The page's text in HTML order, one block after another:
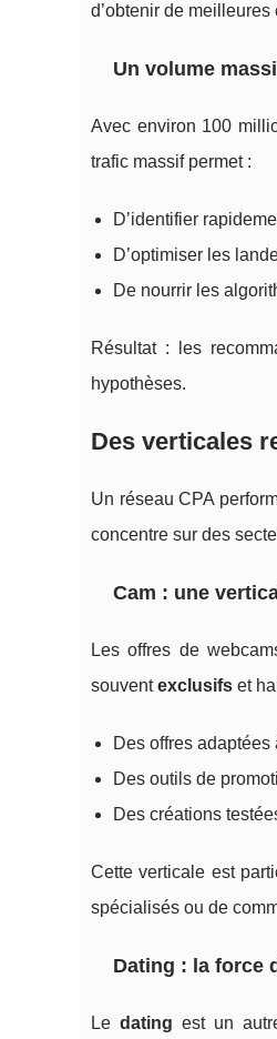
d’obtenir de
Un volume
Avec environ 100
trafic massif permet :
D’identifier
D’optimiser les
De nourrir les
Résultat : les
hypothèses.
Des verticales
Un réseau CPA
concentre sur des
Cam : une
Les offres de
souventexclusifs et
Des offres
Des outils de
Des créations
Cette verticale est
spécialisés ou de
Dating : la force
Le dating est un